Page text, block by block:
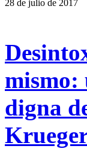
28 de julio de 2017
mismo:
digna